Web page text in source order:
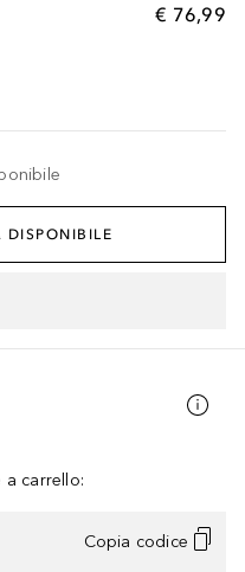
€ 76,99
DISPONIBILE
a carrello:
Copia codice